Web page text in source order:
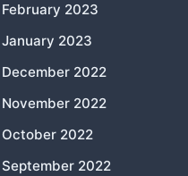
February 2023
January 2023
December 2022
November 2022
October 2022
September 2022